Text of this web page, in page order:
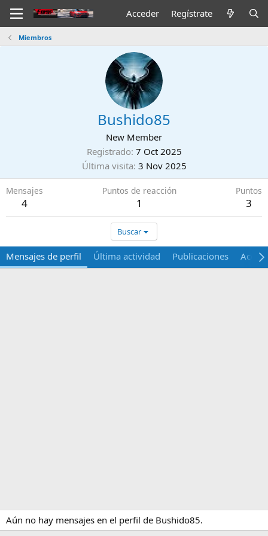
Acceder Regístrate
Miembros
Bushido85
New Member
Registrado 7 Oct 2025
Última visita 3 Nov 2025
Mensajes
4
Puntos de reacción
1
Puntos
3
Buscar
Mensajes de perfil Última actividad Publicaciones Acerca
Aún no hay mensajes en el perfil de Bushido85.